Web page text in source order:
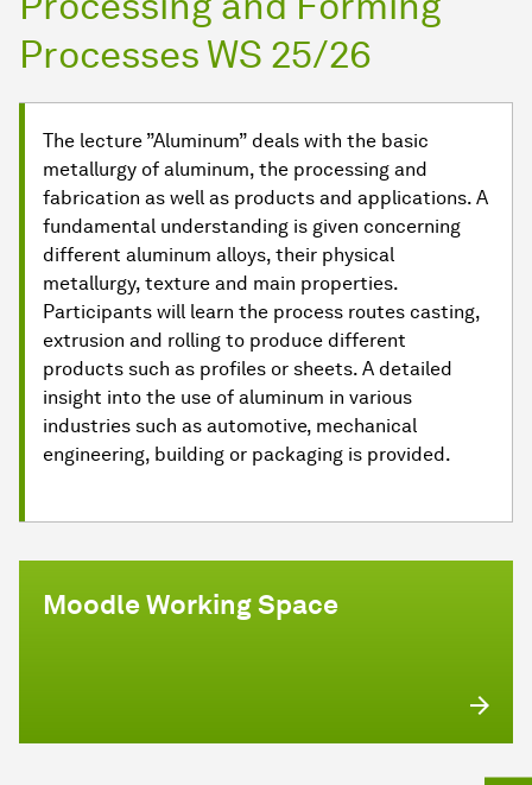
Processes WS 25/26
The lecture ”Aluminum” deals with the basic
metallurgy of aluminum, the processing and
fabrication as well as products and applications. A
fundamental understanding is given concerning
different aluminum alloys, their physical
metallurgy, texture and main properties.
Participants will learn the process routes casting,
extrusion and rolling to produce different
products such as profiles or sheets. A detailed
insight into the use of aluminum in various
industries such as automotive, mechanical
engineering, building or packaging is provided.
Moodle Working Space